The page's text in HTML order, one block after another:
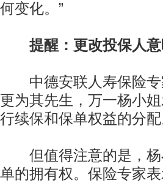
何变化。”
提醒：更改投保人
中德安联人寿保险专
更为其先生，万一杨小
行续保和保单权益的分配
但值得注意的是，杨
单的拥有权。保险专家